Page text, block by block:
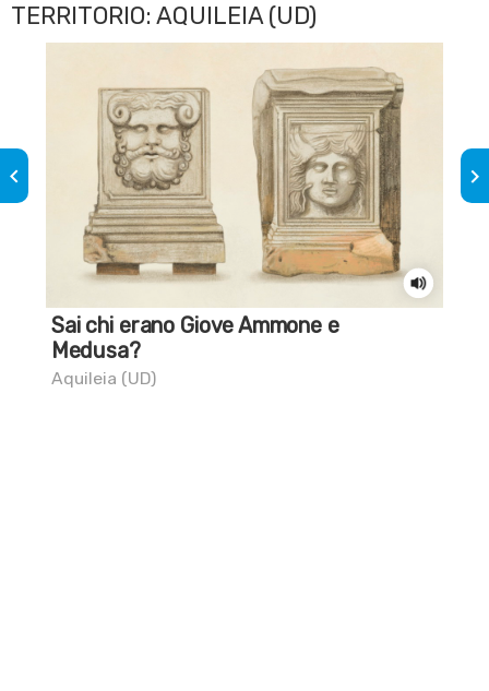
TERRITORIO: AQUILEIA (UD)
Sai chi erano Giove Ammone e
Medusa?
Aquileia (UD)
keyboard_arrow_left keyboard_arrow_right